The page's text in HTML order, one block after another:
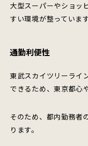
大型スーパーやショッ
すい環境が整っています
通勤利便性
東武スカイツリーライ
できるため、東京都心
そのため、都内勤務者
ります。